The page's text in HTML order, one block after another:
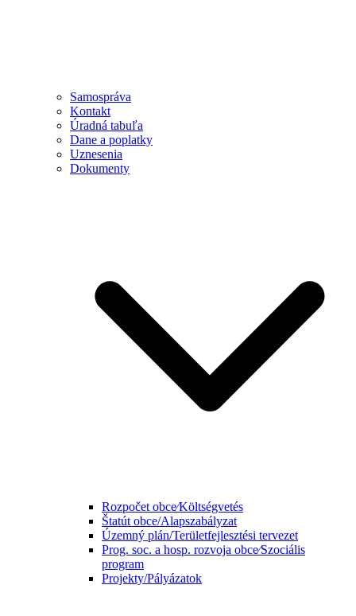
Samospráva
Kontakt
Úradná tabuľa
Dane a poplatky
Uznesenia
Dokumenty
Rozpočet obce⁄Költségvetés
Štatút obce/Alapszabályzat
Územný plán/Területfejlesztési tervezet
Prog. soc. a hosp. rozvoja obce⁄Szociális
program
Projekty/Pályázatok